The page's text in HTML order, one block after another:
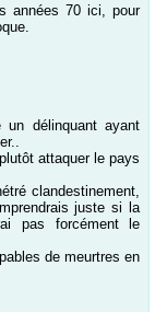
années 70 ici, pour
un délinquant ayant
attaquer le pays
clandestinement,
juste si la
pas forcément le
de meurtres en